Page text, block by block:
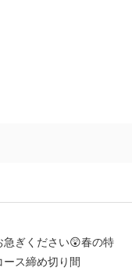
急ぎください😲春の特
ース締め切り間